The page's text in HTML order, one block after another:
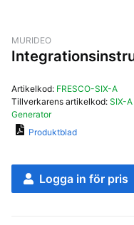
MURIDEO
Artikelkod: FRESCO-SIX-A
Tillverkarens artikelkod: SIX-A
Generator
Produktblad
Logga in för pris